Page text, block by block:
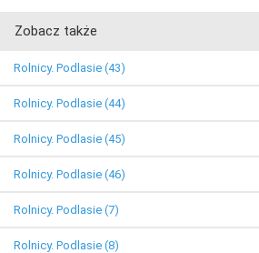
Zobacz także
Rolnicy. Podlasie (43)
Rolnicy. Podlasie (44)
Rolnicy. Podlasie (45)
Rolnicy. Podlasie (46)
Rolnicy. Podlasie (7)
Rolnicy. Podlasie (8)